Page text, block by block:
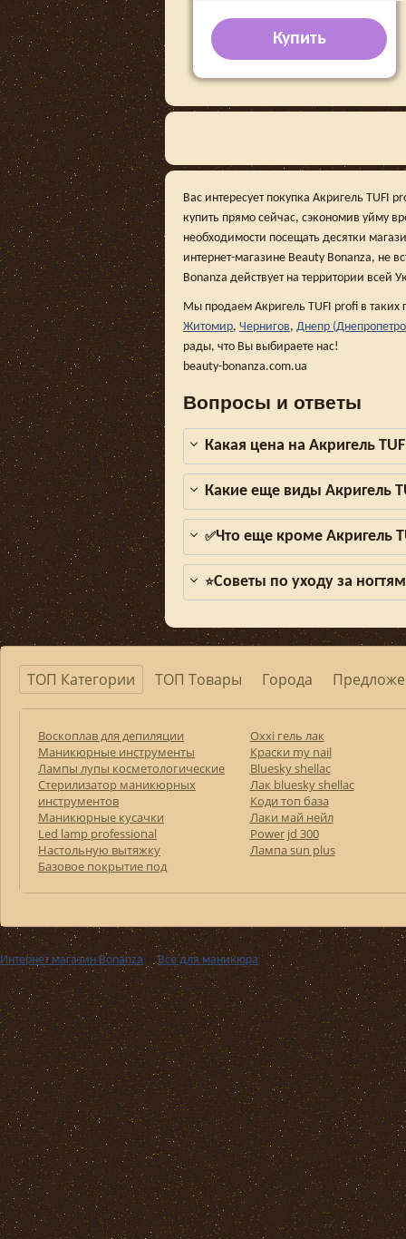
Купить
Вас интересует покупка Акригель TUFI
купить прямо сейчас, сэкономив уйму
необходимости посещать десятки
интернет-магазине Beauty Bonanza, не
Bonanza действует на территории всей
Мы продаем Акригель TUFI profi в таких
Житомир, Чернигов, Днепр
рады, что Вы выбираете нас!
beauty-bonanza.com.ua
Вопросы и ответы
Какая цена на Акригель
Какие еще виды Акригель
✅Что еще кроме Акригель
⭐Советы по уходу за
ТОП Категории ТОП Товары Города
Воскоплав для депиляции
Маникюрные инструменты
Лампы лупы косметологические
Стерилизатор маникюрных
инструментов
Маникюрные кусачки
Led lamp professional
Настольную вытяжку
Базовое покрытие под
Оххі гель лак
Краски my nail
Bluesky shellac
Лак bluesky shellac
Коди топ база
Лаки май нейл
Power jd 300
Лампа sun plus
Интернет магазин Bonanza ››Все для маникюра